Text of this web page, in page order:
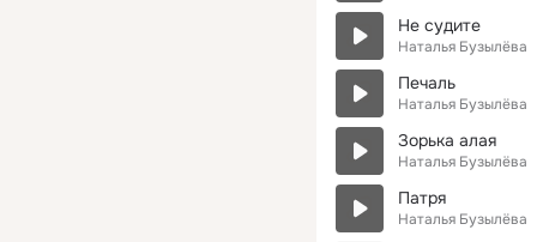
Не судите
Наталья Бузылёва
Печаль
Наталья Бузылёва
Зорька алая
Наталья Бузылёва
Патря
Наталья Бузылёва